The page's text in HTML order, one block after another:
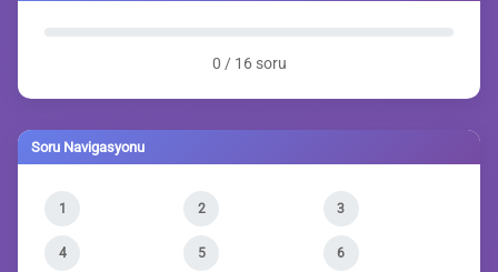
0 / 16 soru
Soru Navigasyonu
1 2 3
4 5 6